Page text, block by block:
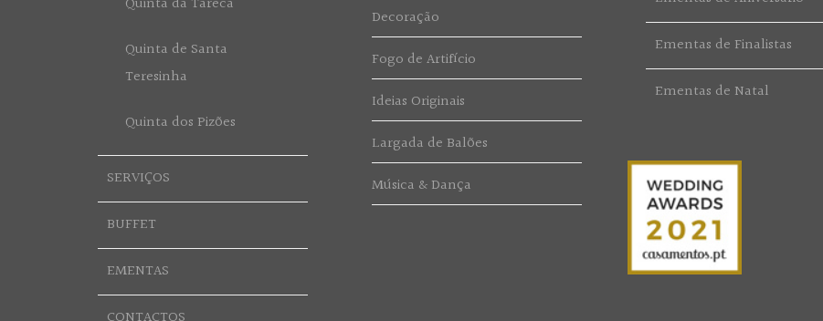
Quinta de Santa
Teresinha
Quinta dos Pizões
SERVIÇOS
BUFFET
EMENTAS
Decoração
Fogo de Artifício
Ideias Originais
Largada de Balões
Música & Dança
Ementas de Finalistas
Ementas de Natal